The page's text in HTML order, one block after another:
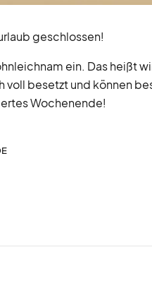
geschlossen!
ein. Das heißt
besetzt und können
Wochenende!